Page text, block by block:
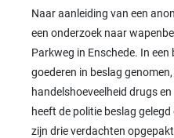
Naar aanleiding van een
een onderzoek naar
Parkweg in Enschede. In
goederen in beslag
handelshoeveelheid drugs
heeft de politie beslag
zijn drie verdachten